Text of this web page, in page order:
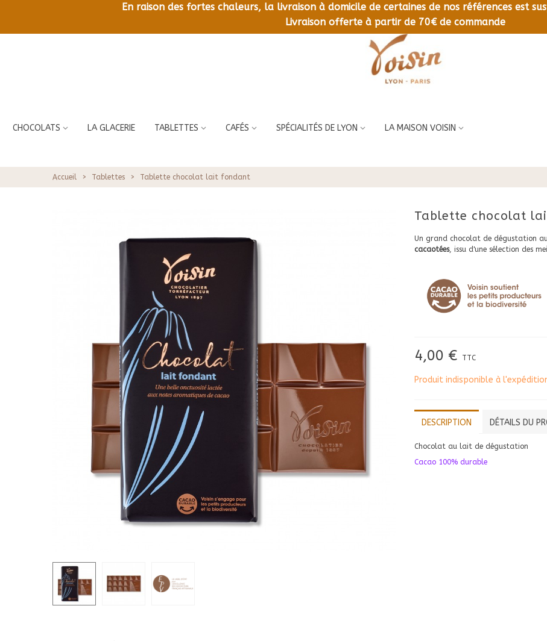
LIVRAISON OFFERTE À PARTIR DE 70€ DE COMMANDE
CHOCOLATS LA GLACERIE TABLETTES CAFÉS SPÉCIALITÉS DE LYON LA MAISON VOISIN
Accueil > Tablettes > Tablette chocolat lait fondant
Tablette chocolat
Un grand chocolat de dégustation
cacaotées, issu d'une sélection des
4,00 € TTC
Produit indisponible à
DESCRIPTION DÉTAILS DU
Chocolat au lait de dégustation
Cacao 100% durable
En raison des fortes chaleurs, la livraison à domicile de certaines de nos références est
Livraison offerte à partir de 70€ de commande